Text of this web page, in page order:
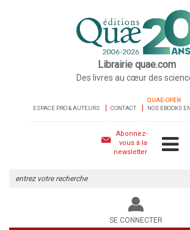
Librairie quae.com
Des livres au cœur des
ESPACE PRO & AUTEURS CONTACT
QUAE-OPEN
NOS EBOOKS
Abonnez-
vous à la
newsletter
le
site
SE CONNECTER